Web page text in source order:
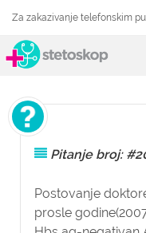
Za zakazivanje telefonskim
Pitanje broj:
Postovanje
prosle